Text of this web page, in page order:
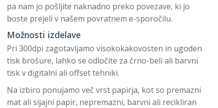
pa nam jo pošljite naknadno preko povezave, ki jo
boste prejeli v našem povratnem e-sporočilu.
Možnosti izdelave
Pri 300dpi zagotavljamo visokokakovosten in ugoden
tisk brošure, lahko se odločite za črno-beli ali barvni
tisk v digitalni ali offset tehniki.
Na izbiro ponujamo več vrst papirja, kot so premazni
mat ali sijajni papir, nepremazni, barvni ali recikliran